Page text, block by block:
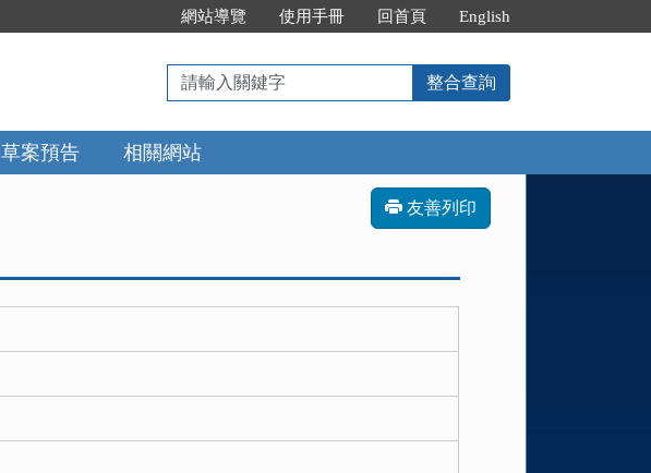
網站導覽 使用手冊 回首頁 English
請
輸
入
關
鍵
整合查詢
草案預告 相關網站
友善列印